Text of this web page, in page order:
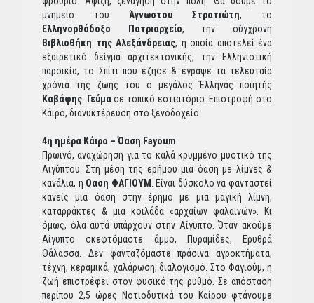
μνημείο του Άγνωστου Στρατιώτη, το
Ελληνορθόδοξο Πατριαρχείο, την σύγχρονη
Βιβλιοθήκη της Αλεξάνδρειας, η οποία αποτελεί ένα
εξαιρετικό δείγμα αρχιτεκτονικής, την Ελληνιστική
παροικία, το Σπίτι που έζησε & έγραψε τα τελευταία
χρόνια της ζωής του ο μεγάλος Έλληνας ποιητής
Καβάφης
Γεύμασε τοπικό εστιατόριο. Επιστροφή στο
Κάιρο, διανυκτέρευση στο ξενοδοχείο.
4η ημέρα Κάιρο – Όαση Fayoum
Πρωινό, αναχώρηση για το καλά κρυμμένο μυστικό της
Αιγύπτου. Στη μέση της ερήμου μια όαση με λίμνες &
κανάλια, η Οαση ΦΑΓΙΟΥΜ
. Είναι δύσκολο να φανταστεί
κανείς μια όαση στην έρημο με μια μαγική λίμνη,
καταρράκτες & μια κοιλάδα «αρχαίων φαλαινών». Κι
όμως, όλα αυτά υπάρχουν στην Αίγυπτο. Όταν ακούμε
Αίγυπτο σκεφτόμαστε άμμο, Πυραμίδες, Ερυθρά
Θάλασσα. Δεν φανταζόμαστε πράσινα αγροκτήματα,
τέχνη, κεραμικά, χαλάρωση, διαλογισμό. Στο Φαγιούμ, η
ζωή επιστρέφει στον φυσικό της ρυθμό. Σε απόσταση
περίπου 2,5 ώρες Νοτιοδυτικά του Καίρου φτάνουμε